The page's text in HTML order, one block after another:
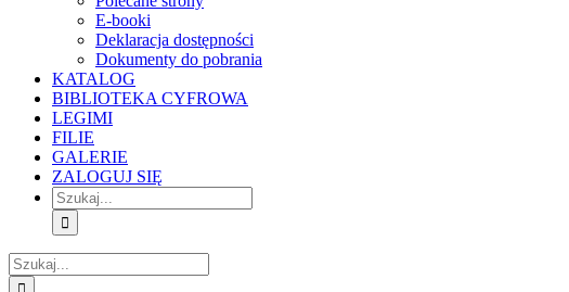
E-booki
Deklaracja dostępności
Dokumenty do pobrania
KATALOG
BIBLIOTEKA CYFROWA
LEGIMI
FILIE
GALERIE
ZALOGUJ SIĘ
Szukaj
Szukaj